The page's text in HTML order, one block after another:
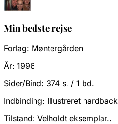
Min bedste rejse
Forlag: Møntergården
År: 1996
Sider/Bind: 374 s. / 1 bd.
Indbinding: Illustreret hardback
Tilstand: Velholdt eksemplar..